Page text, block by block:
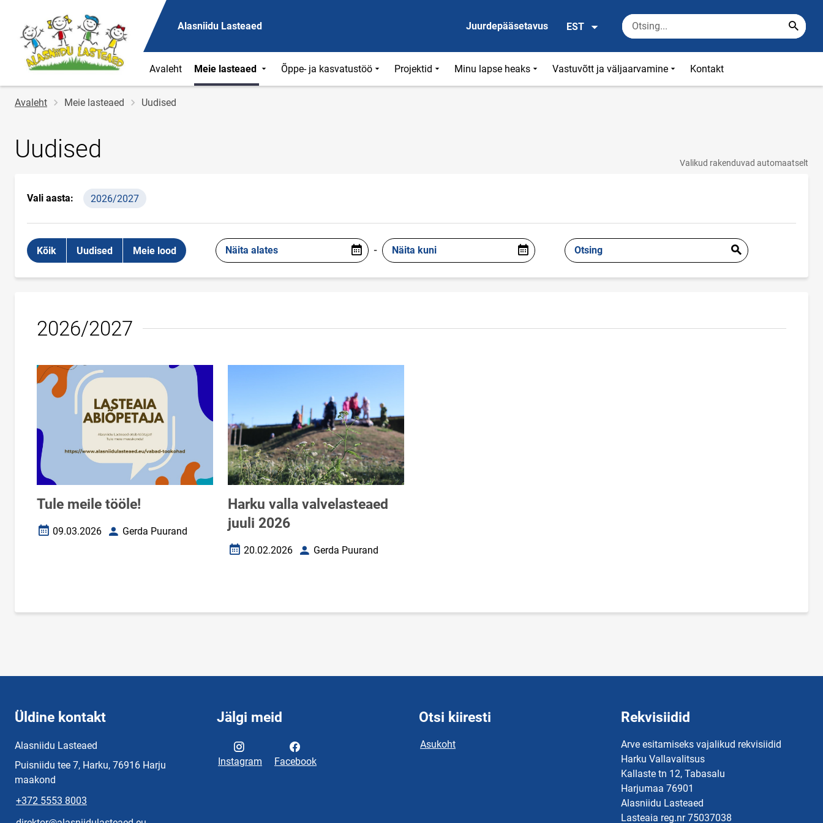
Alasniidu Lasteaed Juurdepääsetavus EST
Avaleht Meie lasteaed Õppe- ja kasvatustöö Projektid Minu lapse heaks Vastuvõtt ja väljaarvamine Kontakt
Jälglink
Avaleht Meie lasteaed Uudised
Uudised Valikud rakenduvad automaatselt
Vali aasta: 2026/2027
Kõik Uudised Meie lood Näita alates - Näita kuni Otsing
2026/2027
Tule meile tööle!
Loomise kuupäev
09.03.2026 AutorGerda Puurand
Harku valla valvelasteaed
juuli 2026
Loomise kuupäev
20.02.2026 AutorGerda Puurand
Üldine kontakt
Alasniidu Lasteaed
Puisniidu tee 7, Harku, 76916 Harju
maakond
+372 5553 8003
Jälgi meid
Instagram Facebook
Otsi kiiresti
Asukoht
Rekvisiidid
Arve esitamiseks vajalikud rekvisiidid
Harku Vallavalitsus
Kallaste tn 12, Tabasalu
Harjumaa 76901
Alasniidu Lasteaed
Lasteaia reg.nr 75037038